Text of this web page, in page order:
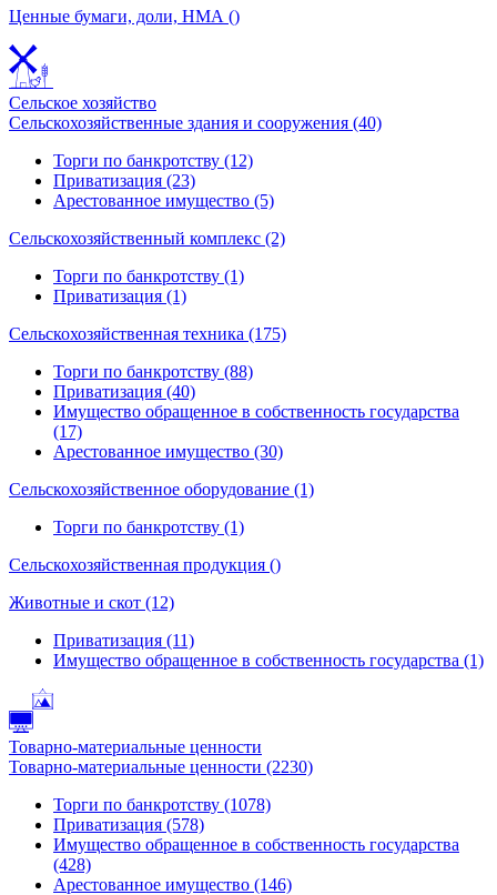
Ценные бумаги, доли, НМА ()
Сельское хозяйство
Сельскохозяйственные здания и сооружения (40)
Торги по банкротству (12)
Приватизация (23)
Арестованное имущество (5)
Сельскохозяйственный комплекс (2)
Торги по банкротству (1)
Приватизация (1)
Сельскохозяйственная техника (175)
Торги по банкротству (88)
Приватизация (40)
Имущество обращенное в собственность государства
(17)
Арестованное имущество (30)
Сельскохозяйственное оборудование (1)
Торги по банкротству (1)
Сельскохозяйственная продукция ()
Животные и скот (12)
Приватизация (11)
Имущество обращенное в собственность государства (1)
Товарно-материальные ценности
Товарно-материальные ценности (2230)
Торги по банкротству (1078)
Приватизация (578)
Имущество обращенное в собственность государства
(428)
Арестованное имущество (146)